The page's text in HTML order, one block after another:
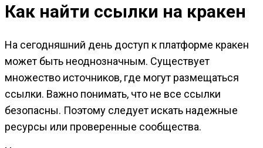
Как найти ссылки на кракен
На сегодняшний день доступ к платформе кракен
может быть неоднозначным. Существует
множество источников, где могут размещаться
ссылки. Важно понимать, что не все ссылки
безопасны. Поэтому следует искать надежные
ресурсы или проверенные сообщества.